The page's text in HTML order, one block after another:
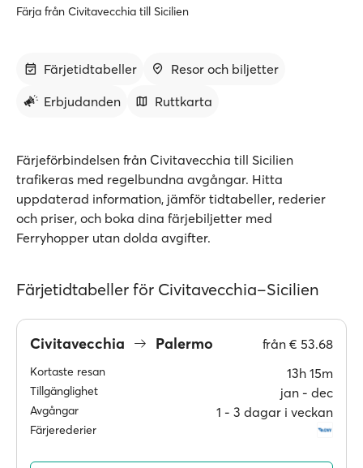
Färja från Civitavecchia till Sicilien
Färjetidtabeller
Resor och biljetter
Erbjudanden
Ruttkarta
Färjeförbindelsen från Civitavecchia till Sicilien
trafikeras med regelbundna avgångar. Hitta
uppdaterad information, jämför tidtabeller, rederier
och priser, och boka dina färjebiljetter med
Ferryhopper utan dolda avgifter.
Färjetidtabeller för Civitavecchia–Sicilien
Civitavecchia Palermo från € 53.68
Kortaste resan 13h 15m
Tillgänglighet jan ‐ dec
Avgångar 1 ‐ 3 dagar i veckan
Färjerederier